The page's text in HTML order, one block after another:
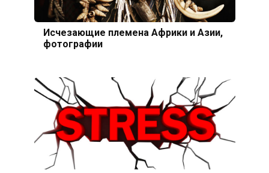
Исчезающие племена Африки и Азии,
фотографии